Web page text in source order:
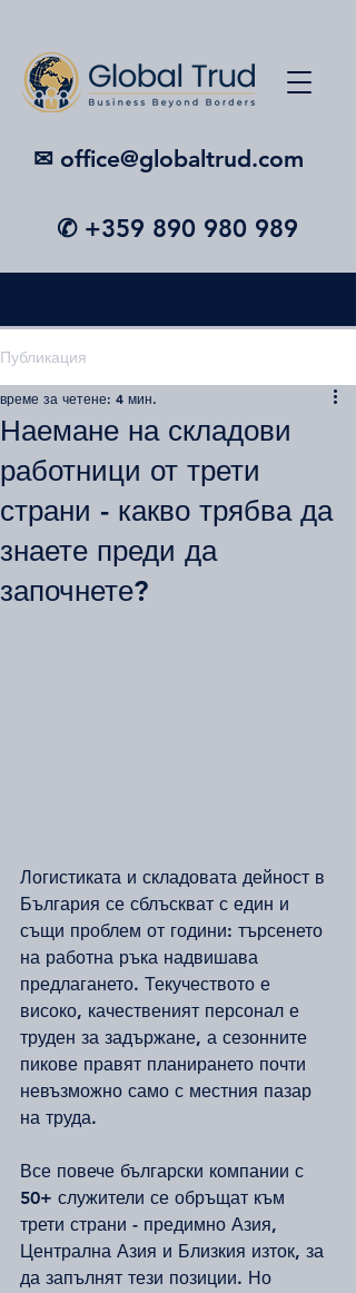
✉︎ office@globaltrud.com
✆ +359 890 980 989
Публикация
Наемане на складови
работници от трети
страни - какво трябва да
знаете преди да
започнете?
време за четене: 4 мин.
Логистиката и складовата дейност в
България се сблъскват с един и
същи проблем от години: търсенето
на работна ръка надвишава
предлагането. Текучеството е
високо, качественият персонал е
труден за задържане, а сезонните
пикове правят планирането почти
невъзможно само с местния пазар
на труда.
Все повече български компании с
50+ служители се обръщат към
трети страни - предимно Азия,
Централна Азия и Близкия изток, за
да запълнят тези позиции. Но